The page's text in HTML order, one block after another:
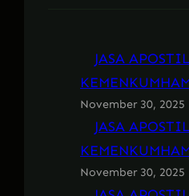
JASA
November 30, 2025
JASA
November 30, 2025